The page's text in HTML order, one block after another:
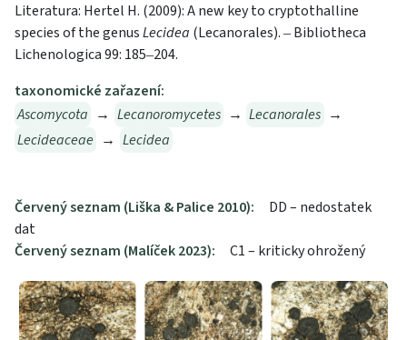
Literatura: Hertel H. (2009): A new key to cryptothalline
species of the genusLecidea (Lecanorales). ‒ Bibliotheca
Lichenologica 99: 185‒204.
taxonomické zařazení:
Ascomycota → Lecanoromycetes → Lecanorales →
Lecideaceae → Lecidea
Červený seznam (Liška & Palice 2010):
DD – nedostatek
dat
Červený seznam (Malíček 2023):
C1 – kriticky ohrožený